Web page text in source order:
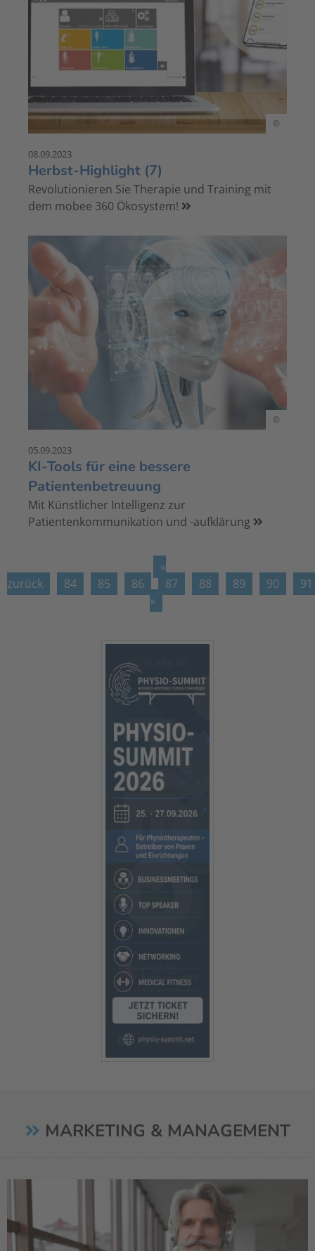
©
08.09.2023
Herbst-Highlight (7)
Revolutionieren Sie Therapie und Training mit
dem mobee 360 Ökosystem!
©
05.09.2023
KI-Tools für eine bessere
Patientenbetreuung
Mit Künstlicher Intelligenz zur
Patientenkommunikation und -aufklärung
«
zurück
84 85 86 87 88 89 90
91
»
MARKETING & MANAGEMENT